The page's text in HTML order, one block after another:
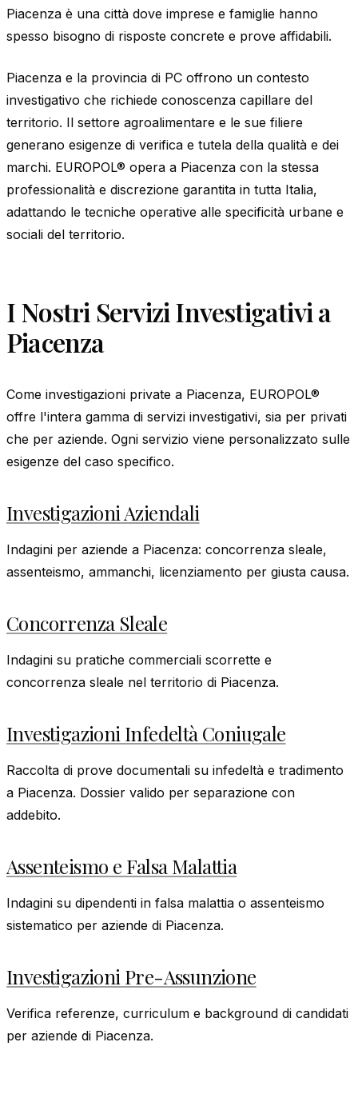
Piacenza è una città dove imprese e famiglie hanno
spesso bisogno di risposte concrete e prove affidabili.
Piacenza e la provincia di PC offrono un contesto
investigativo che richiede conoscenza capillare del
territorio. Il settore agroalimentare e le sue filiere
generano esigenze di verifica e tutela della qualità e dei
marchi. EUROPOL® opera a Piacenza con la stessa
professionalità e discrezione garantita in tutta Italia,
adattando le tecniche operative alle specificità urbane e
sociali del territorio.
I Nostri Servizi Investigativi a
Piacenza
Come investigazioni private a Piacenza, EUROPOL®
offre l'intera gamma di servizi investigativi, sia per privati
che per aziende. Ogni servizio viene personalizzato sulle
esigenze del caso specifico.
Investigazioni Aziendali
Indagini per aziende a Piacenza: concorrenza sleale,
assenteismo, ammanchi, licenziamento per giusta causa.
Concorrenza Sleale
Indagini su pratiche commerciali scorrette e
concorrenza sleale nel territorio di Piacenza.
Investigazioni Infedeltà Coniugale
Raccolta di prove documentali su infedeltà e tradimento
a Piacenza. Dossier valido per separazione con
addebito.
Assenteismo e Falsa Malattia
Indagini su dipendenti in falsa malattia o assenteismo
sistematico per aziende di Piacenza.
Investigazioni Pre-Assunzione
Verifica referenze, curriculum e background di candidati
per aziende di Piacenza.